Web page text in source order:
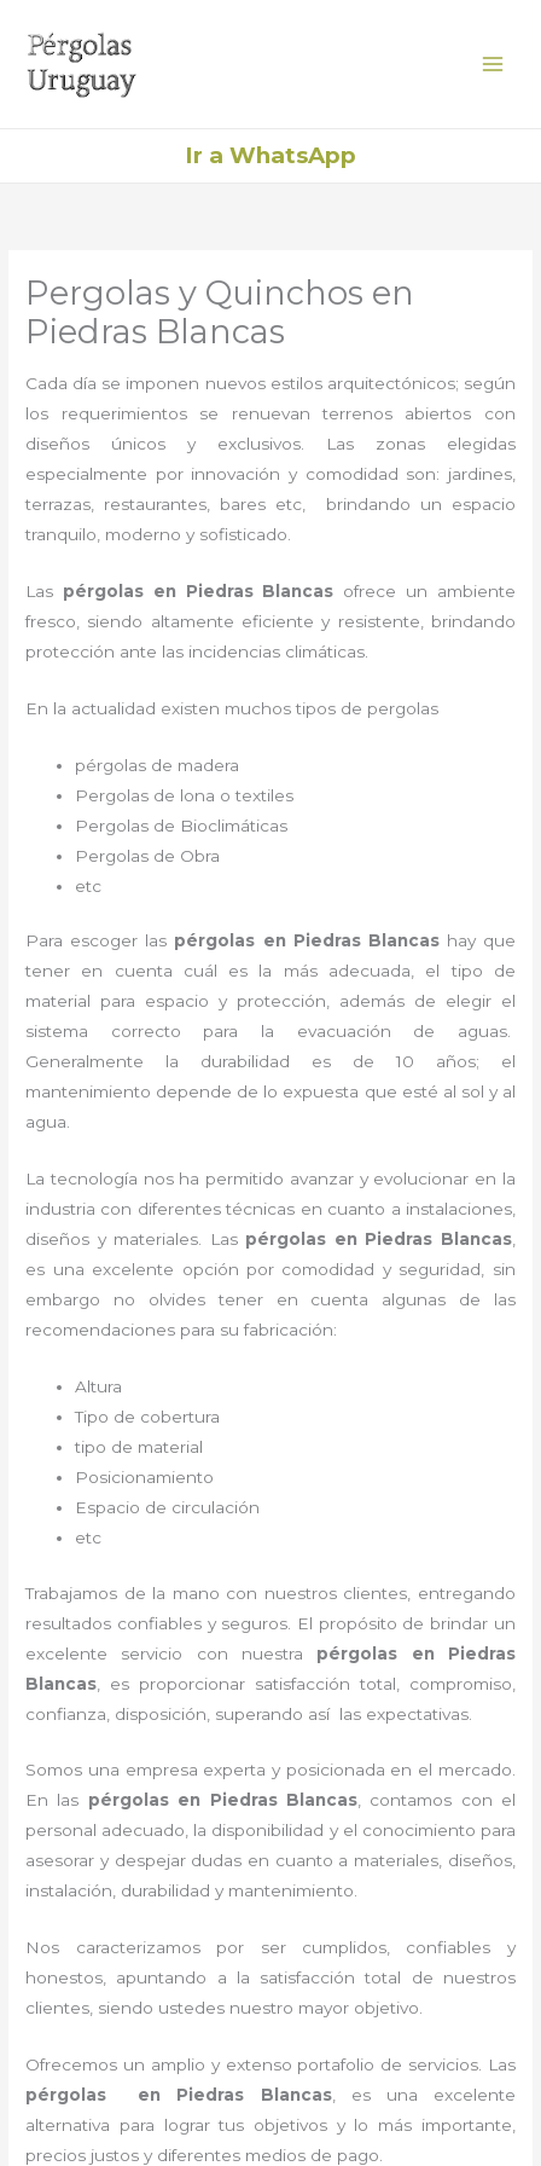
contenido
Ir a WhatsApp
Pergolas y Quinchos en
Piedras Blancas
Cada día se imponen nuevos estilos arquitectónicos; según
los requerimientos se renuevan terrenos abiertos con
diseños únicos y exclusivos. Las zonas elegidas
especialmente por innovación y comodidad son: jardines,
terrazas, restaurantes, bares etc, brindando un espacio
tranquilo, moderno y sofisticado.
Las pérgolas en Piedras Blancas ofrece un ambiente
fresco, siendo altamente eficiente y resistente, brindando
protección ante las incidencias climáticas.
En la actualidad existen muchos tipos de pergolas
pérgolas de madera
Pergolas de lona o textiles
Pergolas de Bioclimáticas
Pergolas de Obra
etc
Para escoger las pérgolas en Piedras Blancas hay que
tener en cuenta cuál es la más adecuada, el tipo de
material para espacio y protección, además de elegir el
sistema correcto para la evacuación de aguas.
Generalmente la durabilidad es de 10 años; el
mantenimiento depende de lo expuesta que esté al sol y al
agua.
La tecnología nos ha permitido avanzar y evolucionar en la
industria con diferentes técnicas en cuanto a instalaciones,
diseños y materiales. Las pérgolas en Piedras Blancas,
es una excelente opción por comodidad y seguridad, sin
embargo no olvides tener en cuenta algunas de las
recomendaciones para su fabricación:
Altura
Tipo de cobertura
tipo de material
Posicionamiento
Espacio de circulación
etc
Trabajamos de la mano con nuestros clientes, entregando
resultados confiables y seguros. El propósito de brindar un
excelente servicio con nuestra pérgolas en Piedras
Blancas , es proporcionar satisfacción total, compromiso,
confianza, disposición, superando así las expectativas.
Somos una empresa experta y posicionada en el mercado.
En las pérgolasen Piedras Blancas, contamos con el
personal adecuado, la disponibilidad y el conocimiento para
asesorar y despejar dudas en cuanto a materiales, diseños,
instalación, durabilidad y mantenimiento.
Nos caracterizamos por ser cumplidos, confiables y
honestos, apuntando a la satisfacción total de nuestros
clientes, siendo ustedes nuestro mayor objetivo.
Ofrecemos un amplio y extenso portafolio de servicios. Las
pérgolas en Piedras Blancas, es una excelente
alternativa para lograr tus objetivos y lo más importante,
precios justos y diferentes medios de pago.